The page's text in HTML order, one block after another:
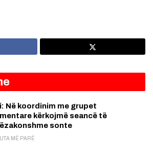
Në koordinim me grupet
kërkojmë seancë të
sonte
MË PARË